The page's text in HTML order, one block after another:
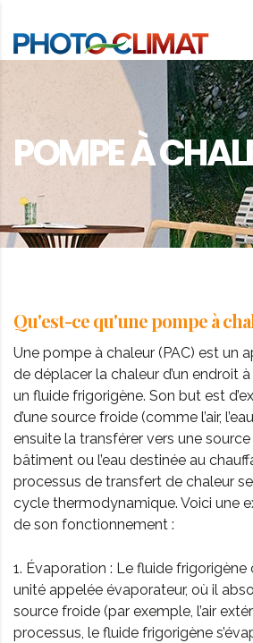
POMPE À
Qu'est-ce qu'une pompe à
Une pompe à chaleur (PAC) est un
de déplacer la chaleur d’un endroit
un fluide frigorigène. Son but est
d’une source froide (comme l’air,
ensuite la transférer vers une
bâtiment ou l’eau destinée au
processus de transfert de chaleur
cycle thermodynamique. Voici une
de son fonctionnement :
1. Évaporation : Le fluide frigorigène
unité appelée évaporateur, où il
source froide (par exemple, l’air
processus, le fluide frigorigène